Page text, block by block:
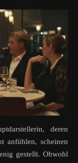
deren
anfühlen, scheinen
gestellt. Obwohl